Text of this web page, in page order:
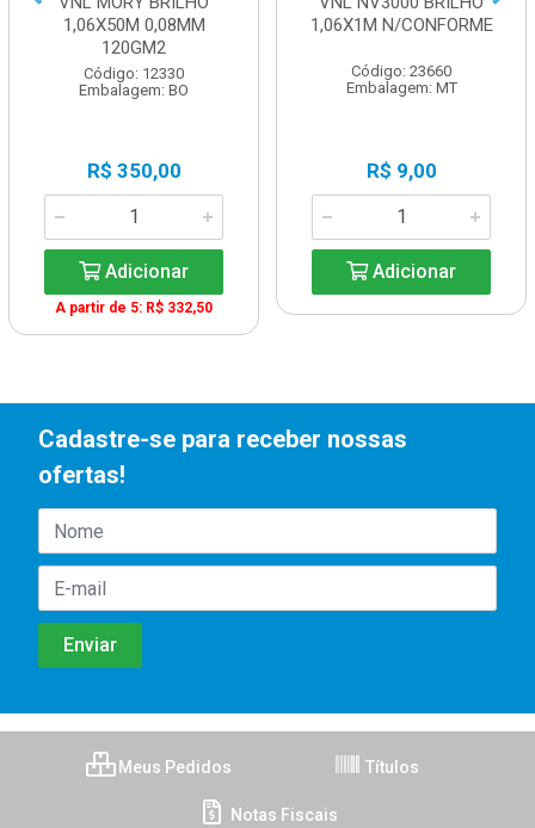
1,06X50M 0,08MM
120GM2
Código: 12330
Embalagem: BO
R$ 350,00
Adicionar
A partir de 5: R$ 332,50
1,06X1M N/CONFORME
Código: 23660
Embalagem: MT
R$ 9,00
Adicionar
Cadastre-se para receber nossas
ofertas!
Meus Pedidos Títulos
Notas Fiscais